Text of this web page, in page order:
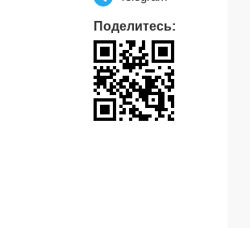
Поделитесь: